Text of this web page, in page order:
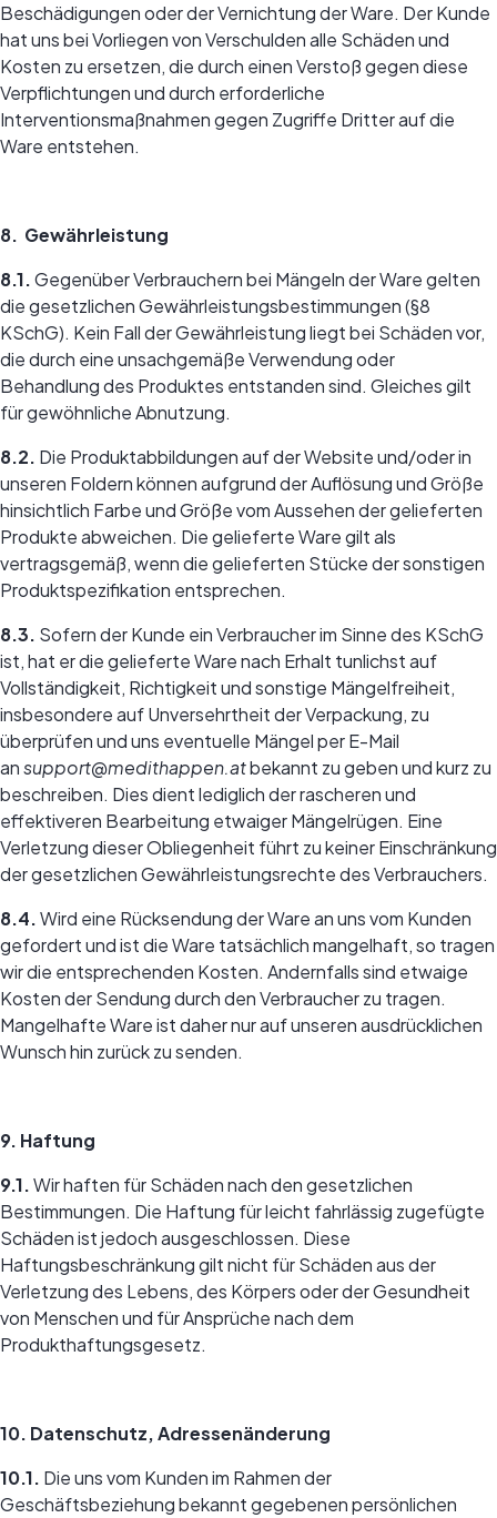
Beschädigungen oder der Vernichtung der Ware. Der Kunde
hat uns bei Vorliegen von Verschulden alle Schäden und
Kosten zu ersetzen, die durch einen Verstoß gegen diese
Verpflichtungen und durch erforderliche
Interventionsmaßnahmen gegen Zugriffe Dritter auf die
Ware entstehen.
8. Gewährleistung
8.1.Gegenüber Verbrauchern bei Mängeln der Ware gelten
die gesetzlichen Gewährleistungsbestimmungen (§8
KSchG). Kein Fall der Gewährleistung liegt bei Schäden vor,
die durch eine unsachgemäße Verwendung oder
Behandlung des Produktes entstanden sind. Gleiches gilt
für gewöhnliche Abnutzung.
8.2. Die Produktabbildungen auf der Website und/oder in
unseren Foldern können aufgrund der Auflösung und Größe
hinsichtlich Farbe und Größe vom Aussehen der gelieferten
Produkte abweichen. Die gelieferte Ware gilt als
vertragsgemäß, wenn die gelieferten Stücke der sonstigen
Produktspezifikation entsprechen.
8.3. Sofern der Kunde ein Verbraucher im Sinne des KSchG
ist, hat er die gelieferte Ware nach Erhalt tunlichst auf
Vollständigkeit, Richtigkeit und sonstige Mängelfreiheit,
insbesondere auf Unversehrtheit der Verpackung, zu
überprüfen und uns eventuelle Mängel per E-Mail
ansupport@medithappen.atbekannt zu geben und kurz zu
beschreiben. Dies dient lediglich der rascheren und
effektiveren Bearbeitung etwaiger Mängelrügen. Eine
Verletzung dieser Obliegenheit führt zu keiner Einschränkung
der gesetzlichen Gewährleistungsrechte des Verbrauchers.
8.4.Wird eine Rücksendung der Ware an uns vom Kunden
gefordert und ist die Ware tatsächlich mangelhaft, so tragen
wir die entsprechenden Kosten. Andernfalls sind etwaige
Kosten der Sendung durch den Verbraucher zu tragen.
Mangelhafte Ware ist daher nur auf unseren ausdrücklichen
Wunsch hin zurück zu senden.
9. Haftung
9.1.Wir haften für Schäden nach den gesetzlichen
Bestimmungen. Die Haftung für leicht fahrlässig zugefügte
Schäden ist jedoch ausgeschlossen. Diese
Haftungsbeschränkung gilt nicht für Schäden aus der
Verletzung des Lebens, des Körpers oder der Gesundheit
von Menschen und für Ansprüche nach dem
Produkthaftungsgesetz.
10. Datenschutz, Adressenänderung
10.1. Die uns vom Kunden im Rahmen der
Geschäftsbeziehung bekannt gegebenen persönlichen